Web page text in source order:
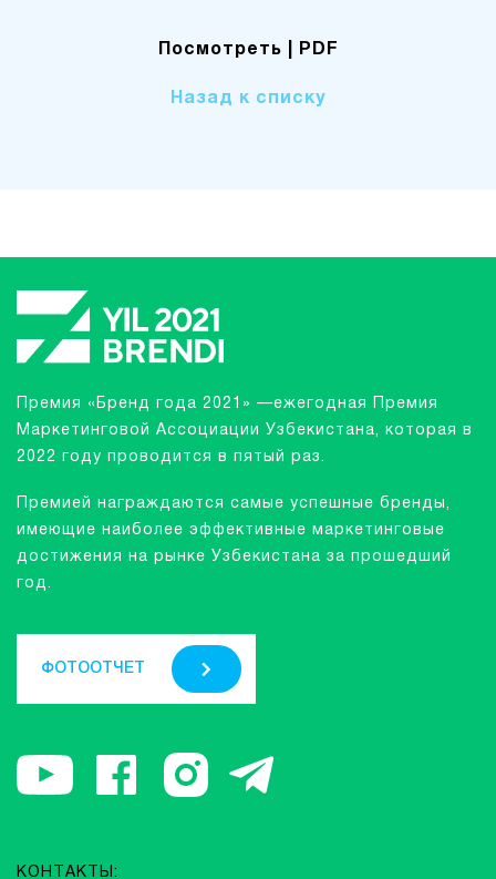
Посмотреть | PDF
Назад к списку
Премия «Бренд года 2021» —ежегодная Премия
Маркетинговой Ассоциации Узбекистана, которая в
2022 году проводится в пятый раз.
Премией награждаются самые успешные бренды,
имеющие наиболее эффективные маркетинговые
достижения на рынке Узбекистана за прошедший
год.
ФОТООТЧЕТ
КОНТАКТЫ: